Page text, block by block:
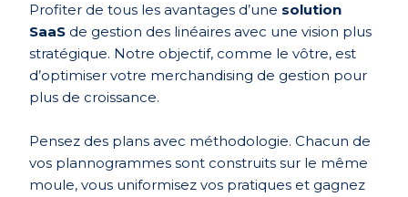
Profiter de tous les avantages d’une solution
SaaS de gestion des linéaires avec une vision plus
stratégique. Notre objectif, comme le vôtre, est
d’optimiser votre merchandising de gestion pour
plus de croissance.
Pensez des plans avec méthodologie. Chacun de
vos plannogrammes sont construits sur le même
moule, vous uniformisez vos pratiques et gagnez